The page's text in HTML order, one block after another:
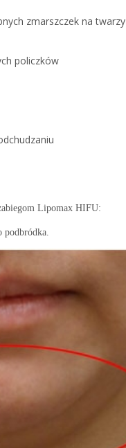
zmarszczek na twarzy
policzków
Lipomax HIFU:
podbródka.